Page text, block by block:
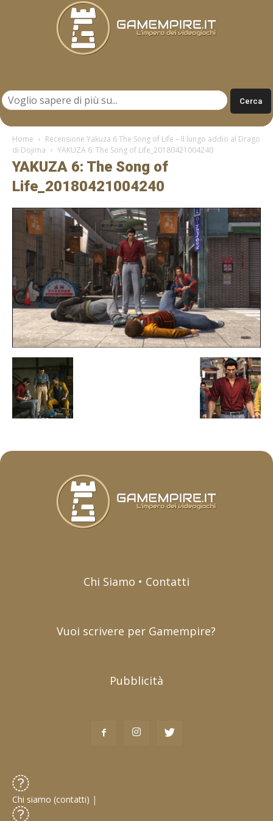
Home
Recensione Yakuza 6 The Song of Life – Il lungo addio al Drago
di Dojima
YAKUZA 6: The Song of Life_20180421004240
YAKUZA 6: The Song of
Life_20180421004240
Chi Siamo • Contatti
Vuoi scrivere per Gamempire?
Pubblicità
Chi siamo (contatti) |